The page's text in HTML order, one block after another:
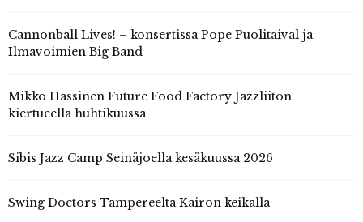
Cannonball Lives! – konsertissa Pope Puolitaival ja
Ilmavoimien Big Band
Mikko Hassinen Future Food Factory Jazzliiton
kiertueella huhtikuussa
Sibis Jazz Camp Seinäjoella kesäkuussa 2026
Swing Doctors Tampereelta Kairon keikalla